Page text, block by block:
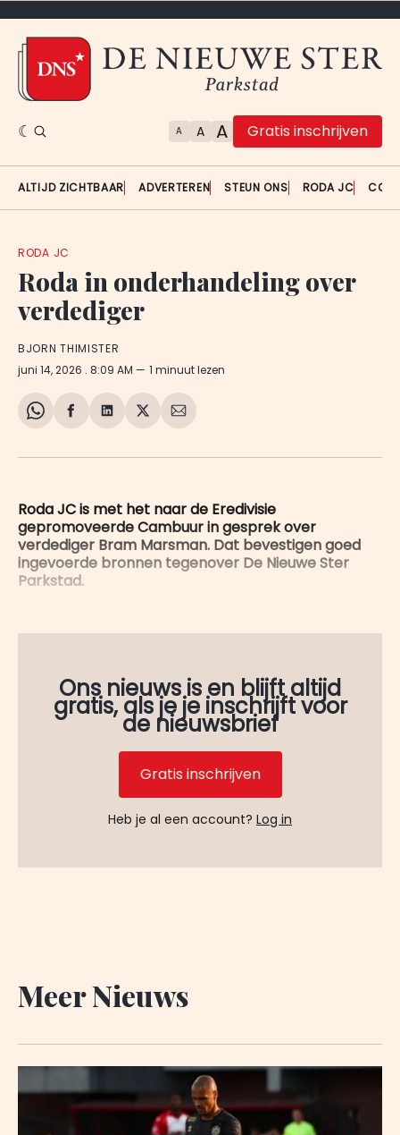
A A A Gratis inschrijven
ALTIJD ZICHTBAAR ADVERTEREN STEUN ONS RODA JC
RODA JC
Roda in onderhandeling over
verdediger
BJORN THIMISTER
juni 14, 2026 . 8:09 AM 1 minuut lezen
Share
WhatsApp
Delen
Facebook
Delen
LinkedIn
Share
X
Deel
E-
Roda JC is met het naar de Eredivisie
gepromoveerde Cambuur in gesprek over
verdediger Bram Marsman. Dat bevestigen goed
ingevoerde bronnen tegenover De Nieuwe Ster
Parkstad.
Ons nieuws is en blijft altijd
gratis, als je je inschrijft voor
de nieuwsbrief
Gratis inschrijven
Heb je al een account? Log in
Meer Nieuws